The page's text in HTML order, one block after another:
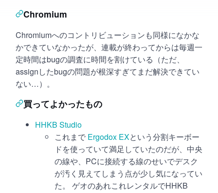
Chromium
Chromiumへのコントリビューションも同様になかな
かできていなかったが、連載が終わってからは毎週一
定時間はbugの調査に時間を割けている（ただ、
assignしたbugの問題が根深すぎてまだ解決できてい
ない…）。
買ってよかったもの
HHKB Studio
これまで Ergodox EXという分割キーボー
ドを使っていて満足していたのだが、中央
の線や、PCに接続する線のせいでデスク
が汚く見えてしまう点が少し気になってい
た。 ゲオのあれこれレンタルでHHKB